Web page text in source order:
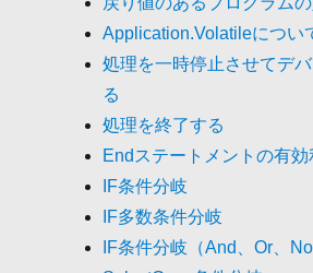
Application.Volatileについ
処理を一時停止させてデ
る
処理を終了する
Endステートメントの有効
IF条件分岐
IF多数条件分岐
IF条件分岐（And、Or、Not